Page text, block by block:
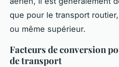
que pour le transport
ou même supérieur.
Facteurs de conversion
de transport